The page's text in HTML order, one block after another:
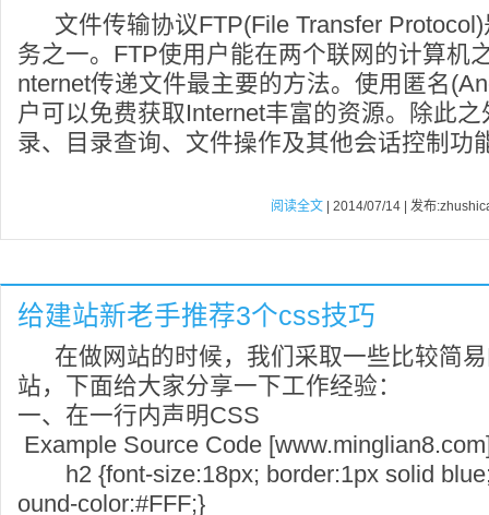
文件传输协议FTP(File Transfer
务之一。FTP使用户能在两个联网的计算机
nternet传递文件最主要的方法。使用匿名
户可以免费获取Internet丰富的资源。除此
录、目录查询、文件操作及其他会话控制功
阅读全文 | 2014/07/14 | 发布
给建站新老手推荐3个css技巧
在做网站的时候，我们采取一些比较简
站，下面给大家分享一下工作经验：
一、在一行内声明CSS
Example Source Code
h2 {font-size:18px; border:1px solid
ound-color:#FFF;}